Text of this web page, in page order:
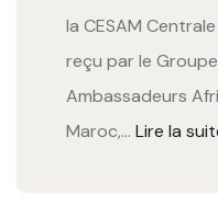
la CESAM
reçu par le
Ambassadeurs
Maroc,… Lire la